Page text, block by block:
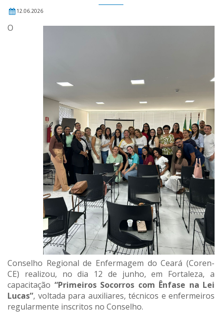
12.06.2026
O
Conselho Regional de Enfermagem do Ceará (Coren-
CE) realizou, no dia 12 de junho, em Fortaleza, a
capacitação “Primeiros Socorros com Ênfase na Lei
Lucas”, voltada para auxiliares, técnicos e enfermeiros
regularmente inscritos no Conselho.